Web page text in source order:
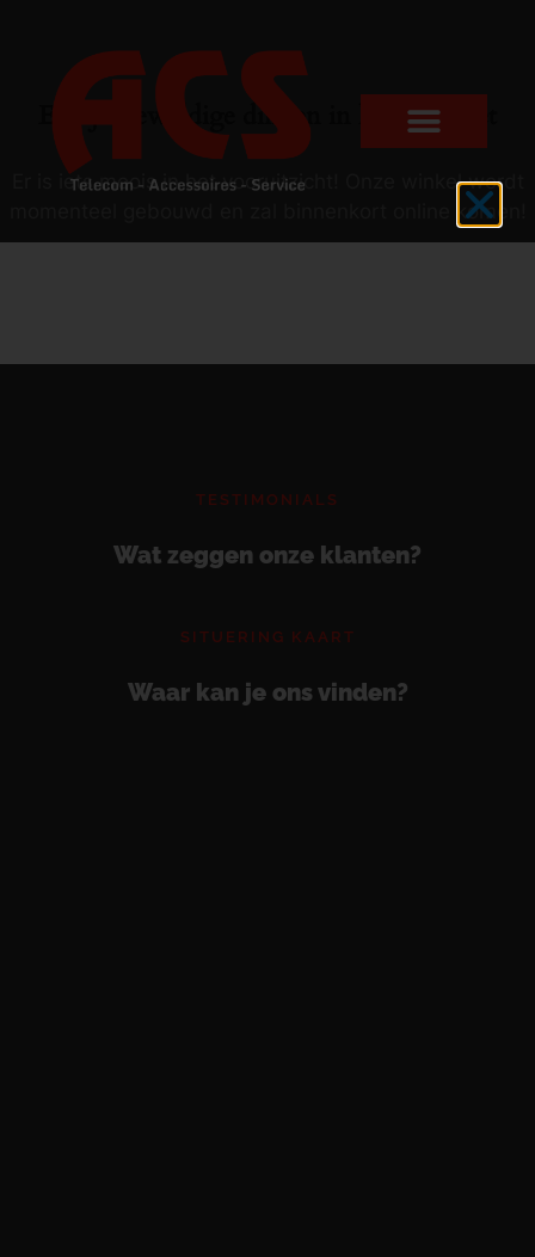
Er zijn geweldige dingen in het verschiet
Er is iets moois in het vooruitzicht! Onze winkel wordt
momenteel gebouwd en zal binnenkort online komen!
TESTIMONIALS
Wat zeggen onze klanten?
SITUERING KAART
Waar kan je ons vinden?